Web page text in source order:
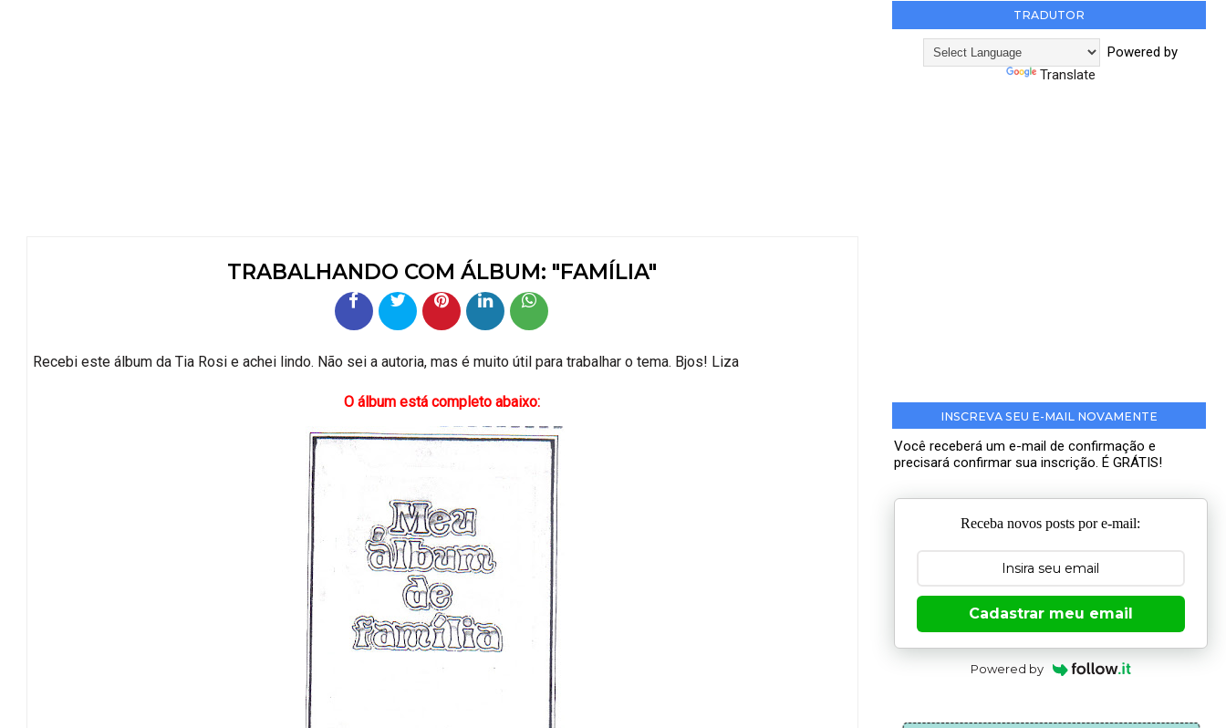
TRABALHANDO COM ÁLBUM: "FAMÍLIA"
Recebi este álbum da Tia Rosi e achei lindo. Não sei a autoria, mas é muito útil para trabalhar o tema. Bjos! Liza
O álbum está completo abaixo:
TRADUTOR
Powered by
Translate
INSCREVA SEU E-MAIL NOVAMENTE
Você receberá um e-mail de confirmação e
precisará confirmar sua inscrição. É GRÁTIS!
Receba novos posts por e-mail:
Cadastrar meu email
Powered by